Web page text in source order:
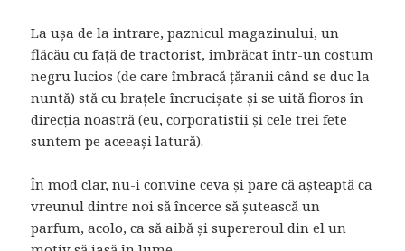
La ușa de la intrare, paznicul magazinului, un
flăcău cu față de tractorist, îmbrăcat într-un costum
negru lucios (de care îmbracă țăranii când se duc la
nuntă) stă cu brațele încrucișate și se uită fioros în
direcția noastră (eu, corporatistii și cele trei fete
suntem pe aceeași latură).
În mod clar, nu-i convine ceva și pare că așteaptă ca
vreunul dintre noi să încerce să șutească un
parfum, acolo, ca să aibă și supereroul din el un